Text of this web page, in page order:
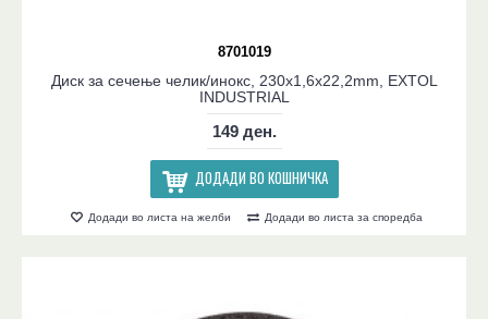
8701019
Диск за сечење челик/инокс, 230x1,6x22,2mm, EXTOL
INDUSTRIAL
149 ден.
ДОДАДИ ВО КОШНИЧКА
Додади во листа на желби Додади во листа за споредба